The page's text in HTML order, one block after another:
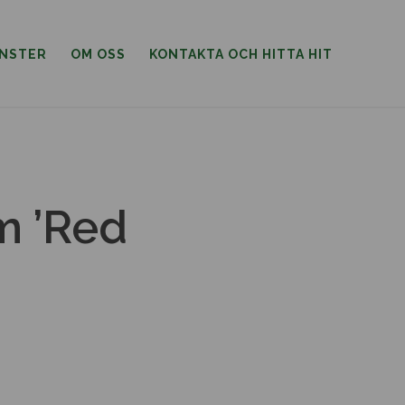
OM OSS KONTAKTA OCH HITTA HIT
’Red